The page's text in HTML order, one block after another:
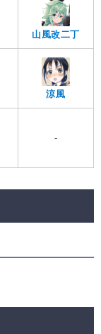
山風改二丁
涼風
-